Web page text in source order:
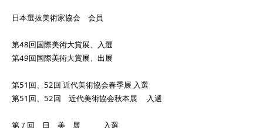
日本選抜美術家協会 会員
第48回国際美術大賞展、入選
第49回国際美術大賞展、出展
第51回、52回 近代美術協会春季展 入選
第51回、52回 近代美術協会秋本展 入選
第７回 日 美 展 入選